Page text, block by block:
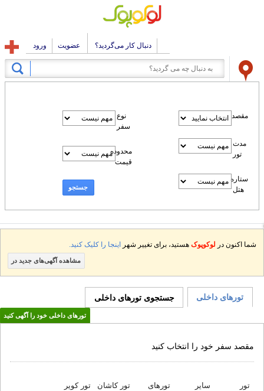
دنبال کار می‌گردید؟ عضویت ورود
مقصد
مدت
تور
ستاره
هتل
نوع
سفر
محدوده
قیمت
جستجو
شما اکنون در لوکوپوک هستید، برای تغییر شهر اینجا را کلیک کنید.
مشاهده آگهی‌های جدید در
تورهای داخلی جستجوی تورهای داخلی
تورهای داخلی خود را آگهی کنید
مقصد سفر خود را انتخاب کنید
تور
سایر
تورهای تورهای
طبیعت
تور کاشان
تور کویر